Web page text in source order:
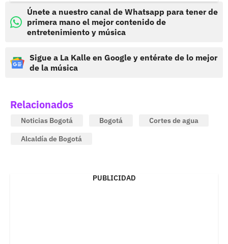
Únete a nuestro canal de Whatsapp para tener de
primera mano el mejor contenido de
entretenimiento y música
Sigue a La Kalle en Google y entérate de lo mejor
de la música
Relacionados
Noticias Bogotá Bogotá
Cortes de agua
Alcaldía de Bogotá
PUBLICIDAD